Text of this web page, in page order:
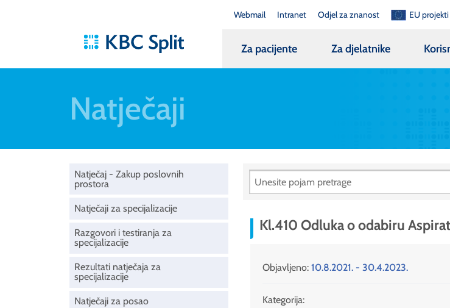
Webmail Intranet Odjel za znanost EU projekti
Za pacijente Za djelatnike
Natječaji
Natječaj - Zakup poslovnih
prostora
Natječaji za specijalizacije
Razgovori i testiranja za
specijalizacije
Rezultati natječaja za
specijalizacije
Natječaji za posao
Kl.410 Odluka o odabiru
Objavljeno: 10.8.2021. - 30.4.2023.
Kategorija: